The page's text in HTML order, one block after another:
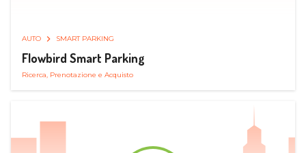
AUTO SMART PARKING
Flowbird Smart Parking
Ricerca, Prenotazione e Acquisto